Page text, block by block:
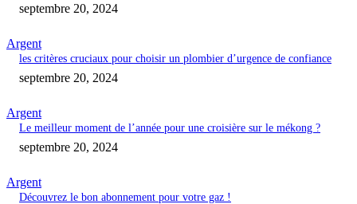
septembre 20, 2024
Argent
les critères cruciaux pour choisir un plombier d’urgence de confiance
septembre 20, 2024
Argent
Le meilleur moment de l’année pour une croisière sur le mékong ?
septembre 20, 2024
Argent
Découvrez le bon abonnement pour votre gaz !